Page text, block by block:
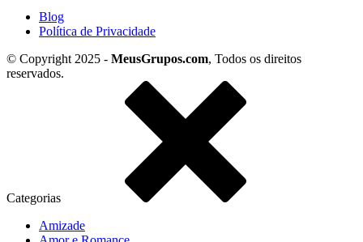
Blog
Política de Privacidade
© Copyright 2025 - MeusGrupos.com, Todos os direitos
reservados.
Categorias
Amizade